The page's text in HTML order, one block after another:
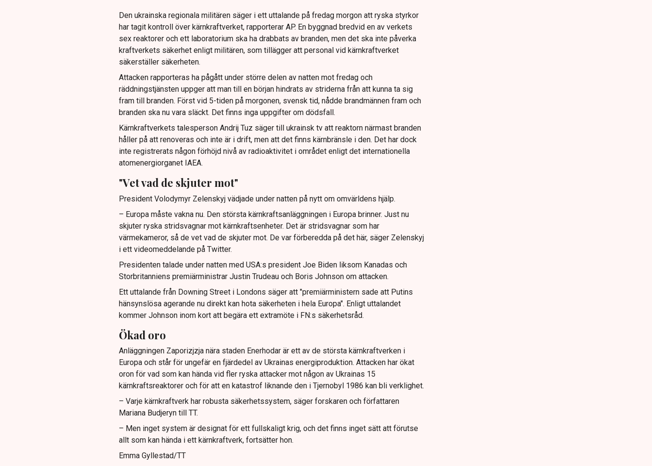
Den ukrainska regionala militären säger i ett uttalande på fredag morgon att ryska styrkor
har tagit kontroll över kärnkraftverket, rapporterar AP. En byggnad bredvid en av verkets
sex reaktorer och ett laboratorium ska ha drabbats av branden, men det ska inte påverka
kraftverkets säkerhet enligt militären, som tillägger att personal vid kärnkraftverket
säkerställer säkerheten.
Attacken rapporteras ha pågått under större delen av natten mot fredag och
räddningstjänsten uppger att man till en början hindrats av striderna från att kunna ta sig
fram till branden. Först vid 5-tiden på morgonen, svensk tid, nådde brandmännen fram och
branden ska nu vara släckt. Det finns inga uppgifter om dödsfall.
Kärnkraftverkets talesperson Andrij Tuz säger till ukrainsk tv att reaktorn närmast branden
håller på att renoveras och inte är i drift, men att det finns kärnbränsle i den. Det har dock
inte registrerats någon förhöjd nivå av radioaktivitet i området enligt det internationella
atomenergiorganet IAEA.
"Vet vad de skjuter mot"
President Volodymyr Zelenskyj vädjade under natten på nytt om omvärldens hjälp.
– Europa måste vakna nu. Den största kärnkraftsanläggningen i Europa brinner. Just nu
skjuter ryska stridsvagnar mot kärnkraftsenheter. Det är stridsvagnar som har
värmekameror, så de vet vad de skjuter mot. De var förberedda på det här, säger Zelenskyj
i ett videomeddelande på Twitter.
Presidenten talade under natten med USA:s president Joe Biden liksom Kanadas och
Storbritanniens premiärministrar Justin Trudeau och Boris Johnson om attacken.
Ett uttalande från Downing Street i Londons säger att "premiärministern sade att Putins
hänsynslösa agerande nu direkt kan hota säkerheten i hela Europa". Enligt uttalandet
kommer Johnson inom kort att begära ett extramöte i FN:s säkerhetsråd.
Ökad oro
Anläggningen Zaporizjzja nära staden Enerhodar är ett av de största kärnkraftverken i
Europa och står för ungefär en fjärdedel av Ukrainas energiproduktion. Attacken har ökat
oron för vad som kan hända vid fler ryska attacker mot någon av Ukrainas 15
kärnkraftsreaktorer och för att en katastrof liknande den i Tjernobyl 1986 kan bli verklighet.
– Varje kärnkraftverk har robusta säkerhetssystem, säger forskaren och författaren
Mariana Budjeryn till TT.
– Men inget system är designat för ett fullskaligt krig, och det finns inget sätt att förutse
allt som kan hända i ett kärnkraftverk, fortsätter hon.
Emma Gyllestad/TT